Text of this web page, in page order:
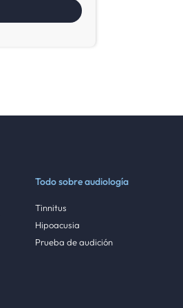
Todo sobre audiología
Tinnitus
Hipoacusia
Prueba de audición